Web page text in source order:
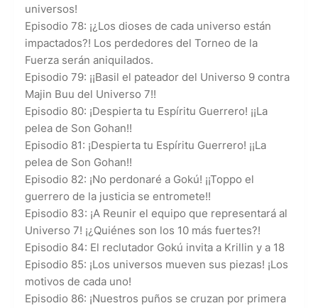
universos!
Episodio 78: ¡¿Los dioses de cada universo están
impactados?! Los perdedores del Torneo de la
Fuerza serán aniquilados.
Episodio 79: ¡¡Basil el pateador del Universo 9 contra
Majin Buu del Universo 7!!
Episodio 80: ¡Despierta tu Espíritu Guerrero! ¡¡La
pelea de Son Gohan!!
Episodio 81: ¡Despierta tu Espíritu Guerrero! ¡¡La
pelea de Son Gohan!!
Episodio 82: ¡No perdonaré a Gokú! ¡¡Toppo el
guerrero de la justicia se entromete!!
Episodio 83: ¡A Reunir el equipo que representará al
Universo 7! ¡¿Quiénes son los 10 más fuertes?!
Episodio 84: El reclutador Gokú invita a Krillin y a 18
Episodio 85: ¡Los universos mueven sus piezas! ¡Los
motivos de cada uno!
Episodio 86: ¡Nuestros puños se cruzan por primera